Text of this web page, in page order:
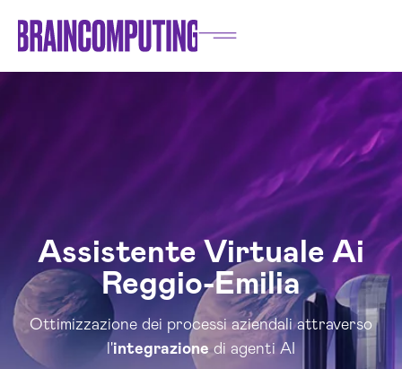
Assistente Virtuale Ai
Reggio-Emilia
Ottimizzazione dei processi aziendali attraverso
l'integrazionedi agenti AI